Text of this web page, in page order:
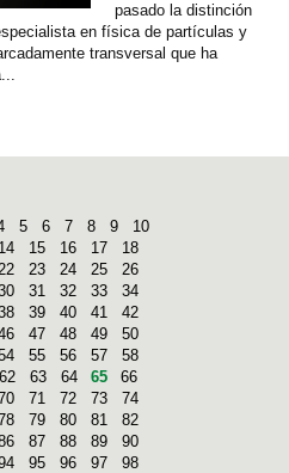
pasado la distinción
en física de partículas y
transversal que ha
5 6 7 8 9
10
14 15 16 17
18
22 23 24 25
26
31 32 33
34
39 40 41
42
47 48 49
50
55 56 57
58
62 63 64 65
66
71 72 73
74
79 80 81
82
87 88 89
90
95 96 97
98